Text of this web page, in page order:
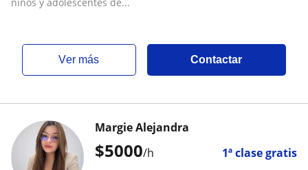
ver más Contactar
$5000/h 1ª clase gratis
Margie Alejandra